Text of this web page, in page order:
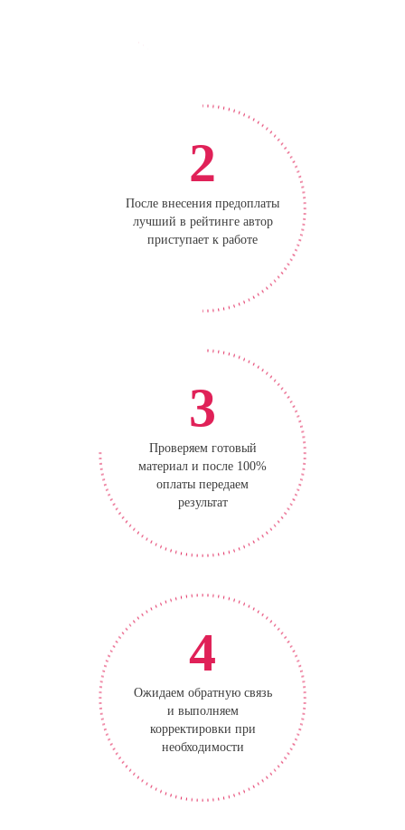
2
После внесения предоплаты
лучший в рейтинге автор
приступает к работе
3
Проверяем готовый
материал и после 100%
оплаты передаем
результат
4
Ожидаем обратную связь
и выполняем
корректировки при
необходимости